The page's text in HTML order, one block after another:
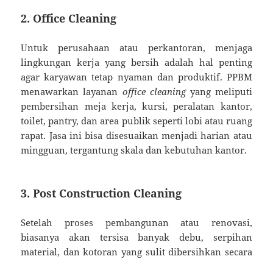
2. Office Cleaning
Untuk perusahaan atau perkantoran, menjaga
lingkungan kerja yang bersih adalah hal penting
agar karyawan tetap nyaman dan produktif. PPBM
menawarkan layanan office cleaningyang meliputi
pembersihan meja kerja, kursi, peralatan kantor,
toilet, pantry, dan area publik seperti lobi atau ruang
rapat. Jasa ini bisa disesuaikan menjadi harian atau
mingguan, tergantung skala dan kebutuhan kantor.
3. Post Construction Cleaning
Setelah proses pembangunan atau renovasi,
biasanya akan tersisa banyak debu, serpihan
material, dan kotoran yang sulit dibersihkan secara